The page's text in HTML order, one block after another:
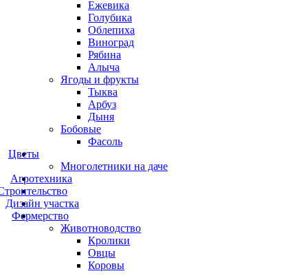
Ежевика
Голубика
Облепиха
Виноград
Рябина
Алыча
Ягоды и фрукты
Тыква
Арбуз
Дыня
Бобовые
Фасоль
Цветы
Многолетники на даче
Агротехника
Дизайн участка
Фермерство
Животноводство
Кролики
Овцы
Коровы